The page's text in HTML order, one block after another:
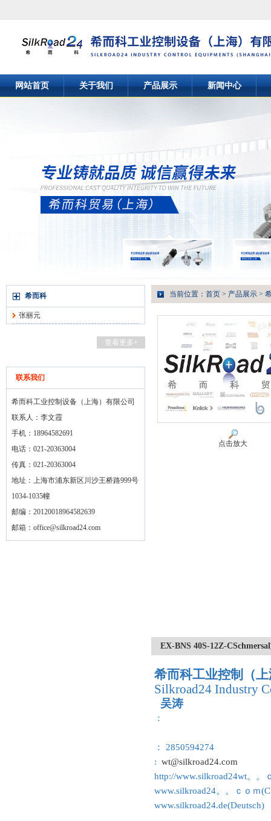
网站首页 关于我们 产品展示 新闻中心
希而科
张丽元
查看更多+
联系我们
希而科工业控制设备（上海）有限公司
联系人：李文霞
手机：18964582691
电话：021-20363004
传真：021-20363004
地址：上海市浦东新区川沙王桥路999号
1034-1035幢
邮编：20120018964582639
邮箱： office@silkroad24.com
当前位置： 首页 > 产品展示 >
点击放大
EX-BNS 40S-12Z-
希而科工业控制（
Silkroad24 Industry
吴涛
：
： 2850594274
: wt@silkroad24.com
http://www.silkroad24wt。。
www.silkroad24。。ｃｏｍ
www.silkroad24.de(Deutsch)